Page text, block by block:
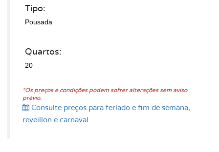
Tipo:
Pousada
Quartos:
20
*Os preços e condições podem sofrer alterações sem aviso
prévio.
Consulte preços para feriado e fim de semana,
reveillon e carnaval